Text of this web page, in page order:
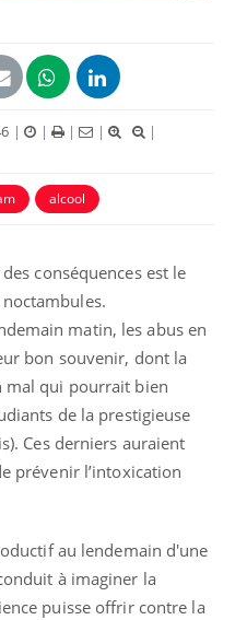
| | | |
|
alcool
conséquences est le
matin, les abus en
bon souvenir, dont la
mal qui pourrait bien
de la prestigieuse
Ces derniers auraient
prévenir l’intoxication
au lendemain d'une
à imaginer la
puisse offrir contre la